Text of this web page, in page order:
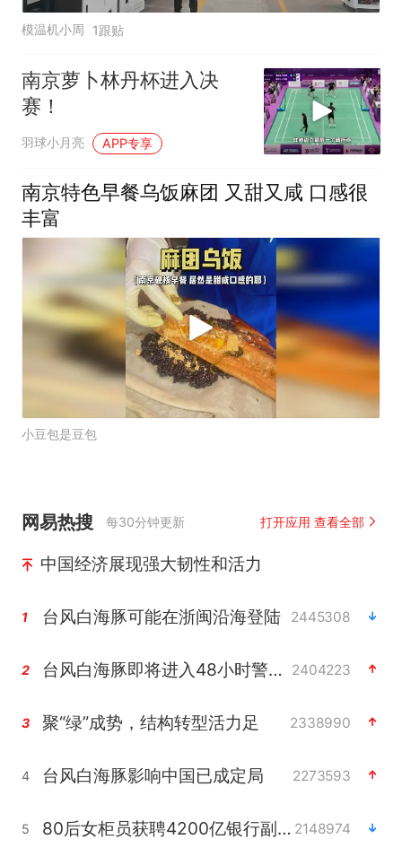
模温机小周 1跟贴
南京萝卜林丹杯进入决
赛！
羽球小月亮 APP专享
南京特色早餐乌饭麻团 又甜又咸 口感很
丰富
小豆包是豆包
网易热搜 每30分钟更新 打开应用 查看全部
中国经济展现强大韧性和活力
1 台风白海豚可能在浙闽沿海登陆 2445308
2 台风白海豚即将进入48小时警戒线 2404223
3 聚“绿”成势，结构转型活力足 2338990
4 台风白海豚影响中国已成定局 2273593
5 80后女柜员获聘4200亿银行副行长 2148974